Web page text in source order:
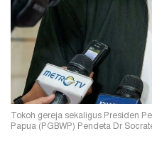
Tokoh gereja sekaligus Presiden
Papua (PGBWP) Pendeta Dr